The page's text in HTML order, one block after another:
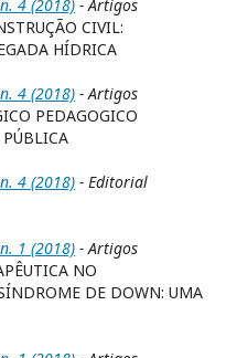
4 (2018) - Artigos
CIVIL:
HÍDRICA
4 (2018) - Artigos
PEDAGOGICO
4 (2018) - Editorial
1 (2018) - Artigos
NO
DE DOWN: UMA